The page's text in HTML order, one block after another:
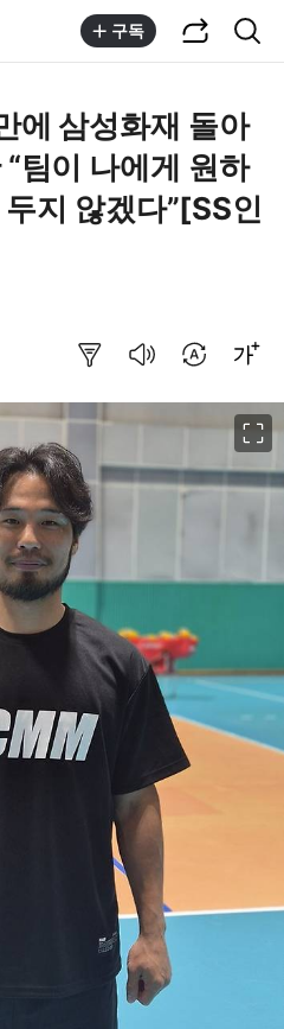
구독
에 삼성화재 돌아
팀이 나에게 원하
두지 않겠다”[SS인